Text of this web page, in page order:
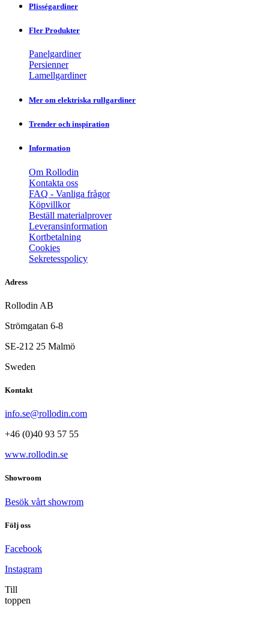
Plisségardiner
Fler Produkter
Panelgardiner
Persienner
Lamellgardiner
Mer om elektriska rullgardiner
Trender och inspiration
Information
Om Rollodin
Kontakta oss
FAQ - Vanliga frågor
Köpvillkor
Beställ materialprover
Leveransinformation
Kortbetalning
Cookies
Sekretesspolicy
Adress
Rollodin AB
Strömgatan 6-8
SE-212 25 Malmö
Sweden
Kontakt
info.se@rollodin.com
+46 (0)40 93 57 55
www.rollodin.se
Showroom
Besök vårt showrom
Följ oss
Facebook
Instagram
Till
toppen